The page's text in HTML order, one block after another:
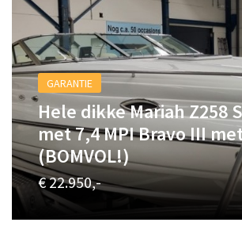
GARANTIE
Hele dikke Mariah Z258
met 7,4 MPI Bravo III
(BOMVOL!)
€ 22.950,-